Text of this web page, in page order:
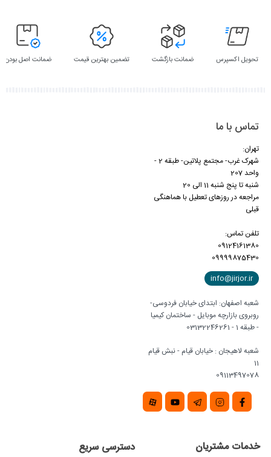
تحویل اکسپرس ضمانت بازگشت تضمین بهترین قیمت ضمانت اصل بودن
تماس با ما
تهران:
شهرک غرب- مجتمع پلاتین- طبقه 2 -
واحد 207
شنبه تا پنج شنبه 11 الی 20
مراجعه در روزهای تعطیل با هماهنگی
قبلی
تلفن تماس:
09124161380
09999875430
info@jirjor.ir
شعبه اصفهان: ابتدای خیابان فردوسی-
روبروی بازارچه موبایل - ساختمان کیمیا
- طبقه 1 - 03132246261
شعبه لاهیجان : خیابان قیام - نبش قیام
11
09113497078
خدمات مشتریان
دسترسی سریع